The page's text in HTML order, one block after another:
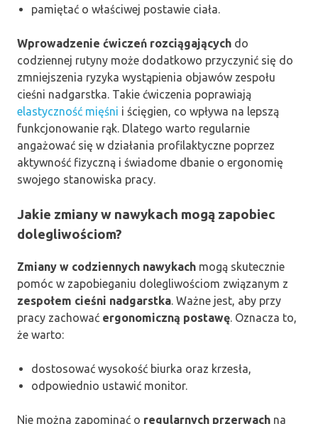
pamiętać o właściwej postawie ciała.
Wprowadzenie ćwiczeń rozciągających do
codziennej rutyny może dodatkowo przyczynić się do
zmniejszenia ryzyka wystąpienia objawów zespołu
cieśni nadgarstka. Takie ćwiczenia poprawiają
elastyczność mięśni i ścięgien, co wpływa na lepszą
funkcjonowanie rąk. Dlatego warto regularnie
angażować się w działania profilaktyczne poprzez
aktywność fizyczną i świadome dbanie o ergonomię
swojego stanowiska pracy.
Jakie zmiany w nawykach mogą zapobiec
dolegliwościom?
Zmiany w codziennych nawykach mogą skutecznie
pomóc w zapobieganiu dolegliwościom związanym z
zespołem cieśni nadgarstka. Ważne jest, aby przy
pracy zachować ergonomiczną postawę. Oznacza to,
że warto:
dostosować wysokość biurka oraz krzesła,
odpowiednio ustawić monitor.
Nie można zapominać o regularnych przerwach na